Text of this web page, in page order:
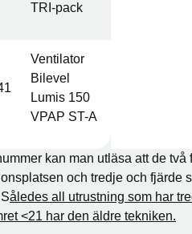
TRI-pack
Ventilator
Bilevel
Lumis 150
VPAP ST-A
kan man utläsa att de två
och tredje och fjärde
åledes all utrustning som har
<21 har den äldre tekniken.